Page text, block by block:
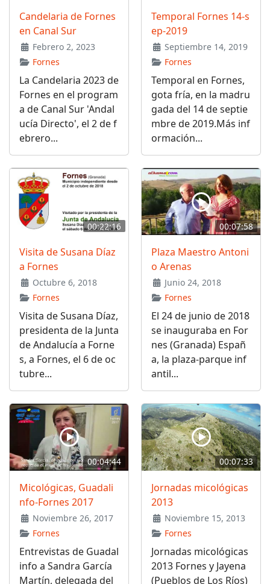
Candelaria de Fornes
en Canal Sur
Febrero 2, 2023
Fornes
La Candelaria 2023 de
Fornes en el program
a de Canal Sur 'Andal
ucía Directo', el 2 de f
ebrero...
Temporal Fornes 14-s
ep-2019
Septiembre 14, 2019
Fornes
Temporal en Fornes,
gota fría, en la madru
gada del 14 de septie
mbre de 2019.Más inf
ormación...
00:22:16
Visita de Susana Díaz
a Fornes
Octubre 6, 2018
Fornes
Visita de Susana Díaz,
presidenta de la Junta
de Andalucía a Forne
s, a Fornes, el 6 de oc
tubre...
00:07:58
Plaza Maestro Antoni
o Arenas
Junio 24, 2018
Fornes
El 24 de junio de 2018
se inauguraba en For
nes (Granada) Españ
a, la plaza-parque inf
antil...
00:04:44
Micológicas, Guadali
nfo-Fornes 2017
Noviembre 26, 2017
Fornes
Entrevistas de Guadal
info a Sandra García
Martín, delegada del
00:07:33
Jornadas micológicas
2013
Noviembre 15, 2013
Fornes
Jornadas micológicas
2013 Fornes y Jayena
(Pueblos de Los Ríos)